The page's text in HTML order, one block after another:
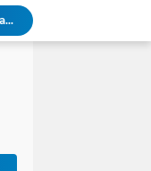
Resmi Dilantik, DPC Harpi Melati Kabupaten Sidoarjo Dorong Perias Giatkan Promosi Rias Penganten Putri Jenggolo.
Gandeng BNN Sidoarjo, SMP Al Muslim Latih Siswa Berani Tolak Bahaya Narkoba dan Pergaulan Bebas.